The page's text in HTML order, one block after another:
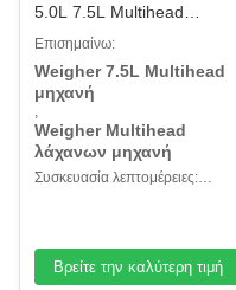
5.0L 7.5L Multihead
μηχανή για τα πράσινα
απορρίματα γατών
λάχανων σαλάτας
φασολιών
Επισημαίνω:
Weigher 7.5L Multihead
μηχανή
,
Weigher Multihead
λάχανων μηχανή
Συσκευασία λεπτομέρειες:
Βρείτε την καλύτερη τιμή